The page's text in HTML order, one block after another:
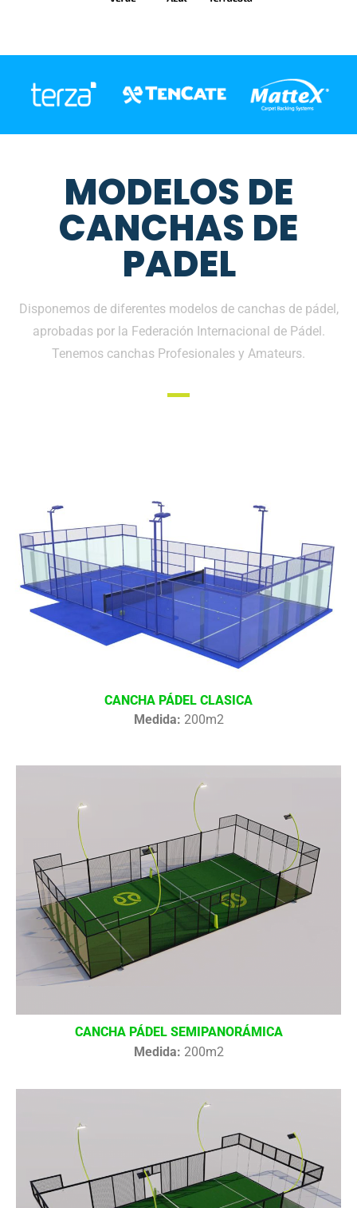
MODELOS DE
CANCHAS DE
PADEL
Disponemos de diferentes modelos de canchas de pádel,
aprobadas por la Federación Internacional de Pádel.
Tenemos canchas Profesionales y Amateurs.
CANCHA PÁDEL CLASICA
Medida: 200m2
CANCHA PÁDEL SEMIPANORÁMICA
Medida: 200m2